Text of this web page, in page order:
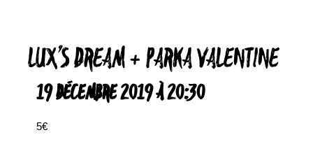
LUX’S DREAM + PARKA VALENTINE
19 DÉCEMBRE 2019 À 20:30
5€